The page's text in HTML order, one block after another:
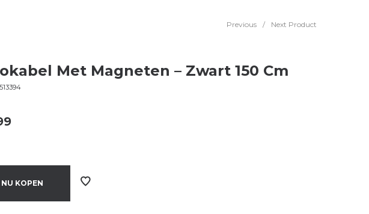
Previous / Next Product
Met Magneten – Zwart 150 Cm
NU KOPEN